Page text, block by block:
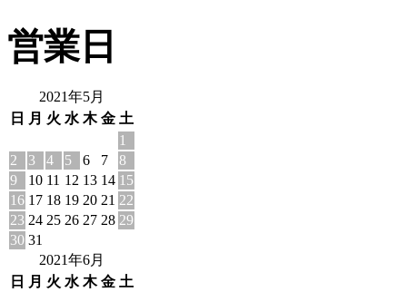
営業日
2021年5月
日
月 火 水 木 金 土
1
2
3 4 5 6 7
8
9
10 11 12 13 14 15
16 17 18 19 20 21 22
23 24 25 26 27 28 29
30 31
2021年6月
日
月 火 水 木 金 土